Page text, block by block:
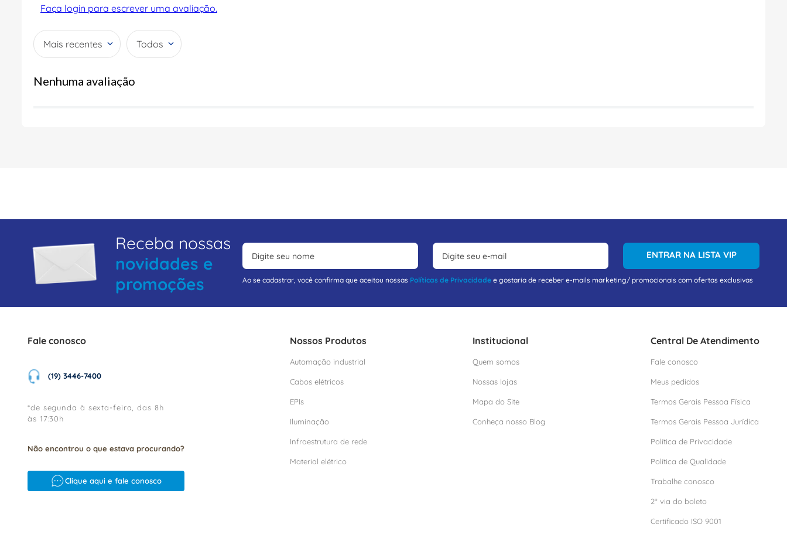
Faça login para escrever uma avaliação.
Mais recentes Todos
Nenhuma avaliação
Receba nossas
novidades e
promoções
ENTRAR NA LISTA VIP
Ao se cadastrar, você confirma que aceitou nossas Políticas de Privacidade e gostaria de receber e-mails marketing/ promocionais com ofertas exclusivas
Fale conosco
(19) 3446-7400
*de segunda à sexta-feira, das 8h
às 17:30h
Não encontrou o que estava procurando?
Clique aqui e fale conosco
Nossos Produtos
Automação industrial
Cabos elétricos
EPIs
Iluminação
Infraestrutura de rede
Material elétrico
Institucional
Quem somos
Nossas lojas
Mapa do Site
Conheça nosso Blog
Central De Atendimento
Fale conosco
Meus pedidos
Termos Gerais Pessoa Física
Termos Gerais Pessoa Jurídica
Política de Privacidade
Política de Qualidade
Trabalhe conosco
2º via do boleto
Certificado ISO 9001